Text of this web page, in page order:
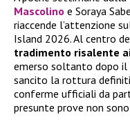
Mascolino e Soraya
riaccende l’attenzione
Island 2026. Al centro
tradimento risalente
emerso soltanto dopo
sancito la rottura
conferme ufficiali da
presunte prove non